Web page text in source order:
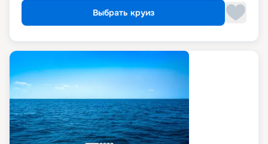
Выбрать круиз